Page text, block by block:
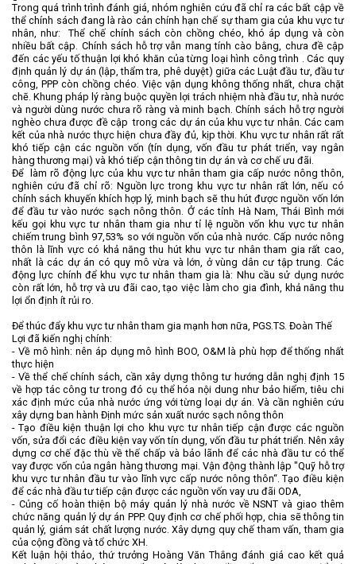
Trong quá trình trình đánh giá, nhóm nghiên cứu đã chỉ ra các bất cập về
thể chính sách đang là rào cản chính hạn chế sự tham gia của khu vực tư
nhân, như:
Thể chế chính sách còn chồng chéo, khó áp dụng và còn
nhiều bất cập. Chính sách hỗ trợ vẫn mang tính cào bằng, chưa đề cập
đến các yếu tố thuận lợi khó khăn của từng loại hình công trình . Các quy
định quản lý dự án (lập, thẩm tra, phê duyệt) giữa các Luật đầu tư, đầu tư
công, PPP còn chồng chéo. Việc vận dụng không thống nhất, chưa chặt
chẽ. Khung pháp lý ràng buộc quyền lợi trách nhiệm nhà đầu tư, nhà nước
và người dùng nước chưa rõ ràng và minh bạch. Chính sách hỗ trợ người
nghèo chưa được đề cập trong các dự án của khu vực tư nhân. Các cam
kết của nhà nước thực hiện chưa đầy đủ, kịp thời. Khu vực tư nhân rất rất
khó tiếp cận các nguồn vốn (tín dụng, vốn đầu tư phát triển, vay ngân
hàng thương mại) và khó tiếp cận thông tin dự án và cơ chế ưu đãi.
Để làm rõ động lực của khu vực tư nhân tham gia cấp nước nông thôn,
nghiên cứu đã chỉ rõ: Nguồn lực trong khu vực tư nhân rất lớn, nếu có
chính sách khuyến khích hợp lý, minh bạch sẽ thu hút được nguồn vốn lớn
để đầu tư vào nước sạch nông thôn. Ở các tỉnh Hà Nam, Thái Bình mới
kếu gọi khu vực tư nhân tham gia như tỉ lệ nguồn vốn khu vực tư nhân
chiếm trung bình 97,53% so với nguồn vốn của nhà nước. Cấp nước nông
thôn là lĩnh vực có khả năng thu hút khu vực tư nhân tham gia rất cao,
nhất là các dự án có quy mô vừa và lớn, ở vùng dân cư tập trung. Các
động lực chính để khu vực tư nhân tham gia là: Nhu cầu sử dụng nước
còn rất lớn, hỗ trợ và ưu đãi cao, tạo việc làm cho gia đình, khả năng thu
lợi ổn định ít rủi ro.
Để thúc đẩy khu vực tư nhân tham gia mạnh hơn nữa, PGS.TS. Đoàn Thế
Lợi đã kiến nghị chính:
- Về mô hình: nên áp dụng mô hình BOO, O&M là phù hợp để thống nhất
thực hiện
- Về thể chế chính sách, cần xây dựng thông tư hướng dẫn nghị định 15
về hợp tác công tư trong đó cụ thể hóa nội dung như bảo hiểm, tiêu chi
xác định mức của nhà nước ứng với từng loại dự án. Và cần nghiên cứu
xây dựng ban hành Định mức sản xuất nước sạch nông thôn
- Tạo điều kiện thuận lợi cho khu vực tư nhân tiếp cận được các nguồn
vốn, sửa đổi các điều kiện vay vốn tín dụng, vốn đầu tư phát triển. Nên xây
dựng cơ chế đặc thù về thế chấp và bảo lãnh để các nhà đầu tư có thể
vay được vốn của ngân hàng thương mại. Vận động thành lập "Quỹ hỗ trợ
khu vực tư nhân đầu tư vào lĩnh vực cấp nước nông thôn“. Tạo điều kiện
để các nhà đầu tư tiếp cận được các nguồn vốn vay ưu đãi ODA,
- Củng cố hoàn thiện bộ máy quản lý nhà nước về NSNT và giao thêm
chức năng quản lý dự án PPP. Quy định cơ chế phối hợp, chia sẽ thông tin
quản lý, giám sát chất lượng nước. Xây dựng quy chế tham vấn, tham gia
của cộng đồng và tổ chức XH.
Kết luận hội thảo, thứ trưởng Hoàng Văn Thắng đánh giá cao kết quả